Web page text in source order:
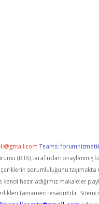
Teams:
(BTK) tarafından
sorumluluğunu
hazırladığımız
tamamen tesadüfidir.